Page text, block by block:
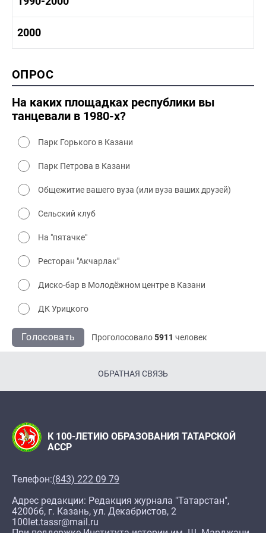
1980-1990 культура
1990-2000 культура
2000
2000 промышленность
2000 культура
ОПРОС
На каких площадках республики вы
танцевали в 1980-х?
Парк Горького в Казани
Парк Петрова в Казани
Общежитие вашего вуза (или вуза ваших друзей)
Сельский клуб
На "пятачке"
Ресторан "Акчарлак"
Диско-бар в Молодёжном центре в Казани
ДК Урицкого
Голосовать Проголосовало5911 человек
ОБРАТНАЯ СВЯЗЬ
К 100-ЛЕТИЮ ОБРАЗОВАНИЯ ТАТАРСКОЙ
АССР
Телефон:(843) 222 09 79
Адрес редакции: Редакция журнала "Татарстан",
420066, г. Казань, ул. Декабристов, 2
100let.tassr@mail.ru